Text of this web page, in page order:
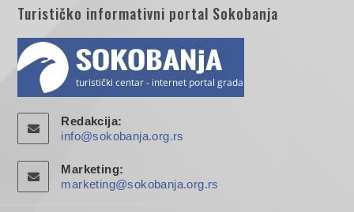
Turističko informativni portal Sokobanja
Redakcija:
info@sokobanja.org.rs
Marketing:
marketing@sokobanja.org.rs